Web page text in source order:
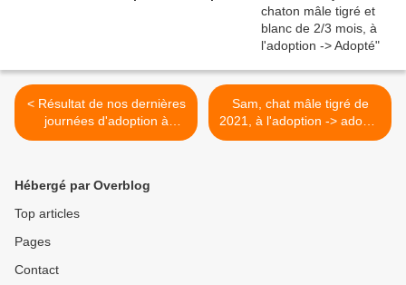
< Résultat de nos dernières
journées d'adoption à
Truffaut !
Sam, chat mâle tigré de
2021, à l'adoption -> adopté
>
Hébergé par Overblog
Top articles
Pages
Contact